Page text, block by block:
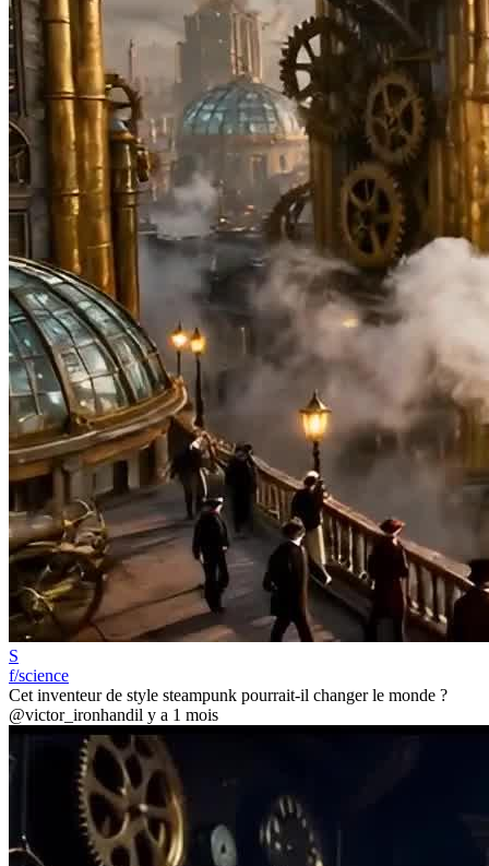
S
f/science
Cet inventeur de style steampunk pourrait-il changer le monde ?
@victor_ironhandil y a 1 mois